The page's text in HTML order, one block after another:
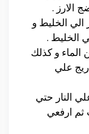
الارز .
الي الخليط و
الخليط .
الماء و كذلك
علي
النار حتي
ثم ارفعي